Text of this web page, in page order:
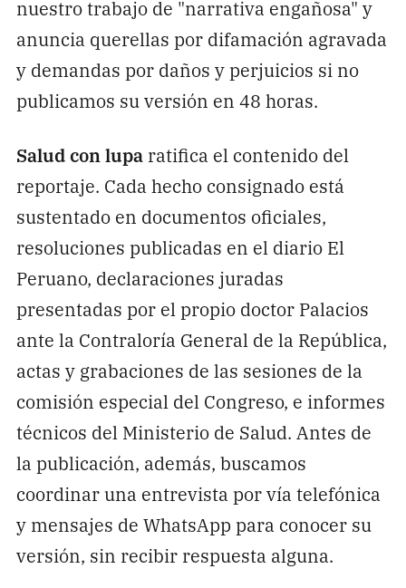
nuestro trabajo de "narrativa engañosa" y
anuncia querellas por difamación agravada
y demandas por daños y perjuicios si no
publicamos su versión en 48 horas.
Salud con luparatifica el contenido del
reportaje. Cada hecho consignado está
sustentado en documentos oficiales,
resoluciones publicadas en el diario El
Peruano, declaraciones juradas
presentadas por el propio doctor Palacios
ante la Contraloría General de la República,
actas y grabaciones de las sesiones de la
comisión especial del Congreso, e informes
técnicos del Ministerio de Salud. Antes de
la publicación, además, buscamos
coordinar una entrevista por vía telefónica
y mensajes de WhatsApp para conocer su
versión, sin recibir respuesta alguna.